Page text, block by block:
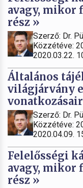
avagy, mikor
rész »
Szerző: Dr.
Közzétéve:
2020.03.22.
Általános
világjárvány
Szerző: Dr.
Közzétéve:
2020.04.09.
Felelősségi
avagy, mikor
rész »